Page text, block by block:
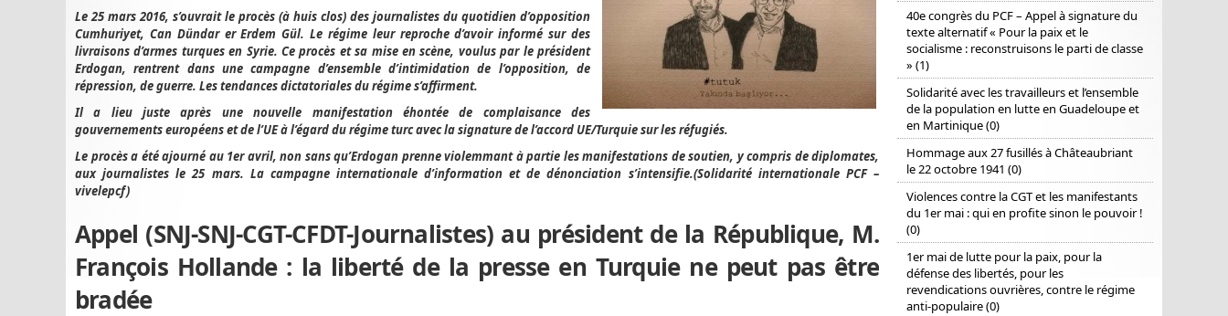
Le 25 mars 2016, s’ouvrait le procès (à huis clos) des journalistes du quotidien d’opposition
Cumhuriyet, Can Dündar er Erdem Gül. Le régime leur reproche d’avoir informé sur des
livraisons d’armes turques en Syrie. Ce procès et sa mise en scène, voulus par le président
Erdogan, rentrent dans une campagne d’ensemble d’intimidation de l’opposition, de
répression, de guerre. Les tendances dictatoriales du régime s’affirment.
Il a lieu juste après une nouvelle manifestation éhontée de complaisance des
gouvernements européens et de l’UE à l’égard du régime turc avec la signature de l’accord UE/Turquie sur les réfugiés.
Le procès a été ajourné au 1er avril, non sans qu’Erdogan prenne violemmant à partie les manifestations de soutien, y compris de diplomates,
aux journalistes le 25 mars. La campagne internationale d’information et de dénonciation s’intensifie.(Solidarité internationale PCF –
vivelepcf)
Appel (SNJ-SNJ-CGT-CFDT-Journalistes) au président de la République, M.
François Hollande : la liberté de la presse en Turquie ne peut pas être
bradée
40e congrès du PCF – Appel à signature du
texte alternatif « Pour la paix et le
socialisme : reconstruisons le parti de classe
» (1)
Solidarité avec les travailleurs et l’ensemble
de la population en lutte en Guadeloupe et
en Martinique (0)
Hommage aux 27 fusillés à Châteaubriant
le 22 octobre 1941 (0)
Violences contre la CGT et les manifestants
du 1er mai : qui en profite sinon le pouvoir !
(0)
1er mai de lutte pour la paix, pour la
défense des libertés, pour les
revendications ouvrières, contre le régime
anti-populaire (0)